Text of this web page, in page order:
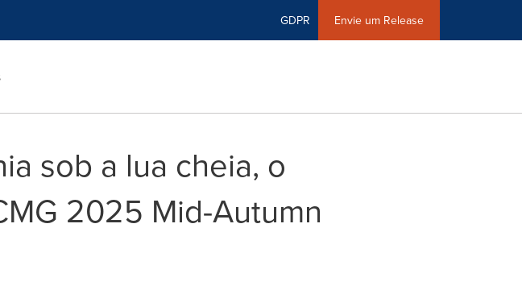
GDPR Envie um Release
sob a lua cheia, o
2025 Mid-Autumn